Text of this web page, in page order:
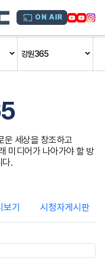
ON AIR
강원365
세상을 창조하고
미디어가 나아가야 할 방
다.
보기 시청자게시판